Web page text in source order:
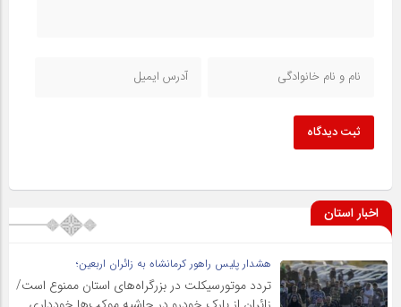
ثبت دیدگاه
اخبار استان
هشدار پلیس راهور کرمانشاه به زائران اربعین؛
تردد موتورسیکلت در بزرگراه‌های استان ممنوع است/